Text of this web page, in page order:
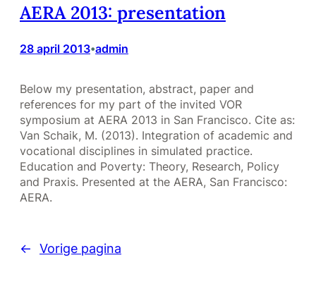
AERA 2013: presentation
28 april 2013•admin
Below my presentation, abstract, paper and
references for my part of the invited VOR
symposium at AERA 2013 in San Francisco. Cite as:
Van Schaik, M. (2013). Integration of academic and
vocational disciplines in simulated practice.
Education and Poverty: Theory, Research, Policy
and Praxis. Presented at the AERA, San Francisco:
AERA.
← Vorige pagina